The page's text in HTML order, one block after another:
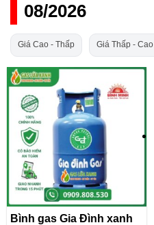
08/2026
Giá Cao - Thấp Giá Thấp - Cao
Bình gas Gia Đình xanh